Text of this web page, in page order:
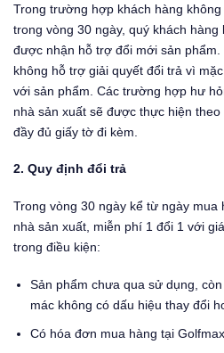
Trong trường hợp khách hàng
trong vòng 30 ngày, quý khách
được nhận hỗ trợ đổi mới sản phẩm.
không hỗ trợ giải quyết đổi trả vì
với sản phẩm. Các trường hợp hư
nhà sản xuất sẽ được thực hiện
đầy đủ giấy tờ đi kèm.
2. Quy định đổi trả
Trong vòng 30 ngày kể từ ngày mua
nhà sản xuất, miễn phí 1 đổi 1 với
trong điều kiện:
Sản phẩm chưa qua sử dụng,
mác không có dấu hiệu thay đổi
Có hóa đơn mua hàng tại Golfmax.